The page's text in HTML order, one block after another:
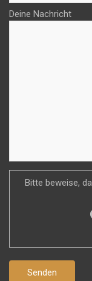
Deine Nachricht
Bitte beweise,